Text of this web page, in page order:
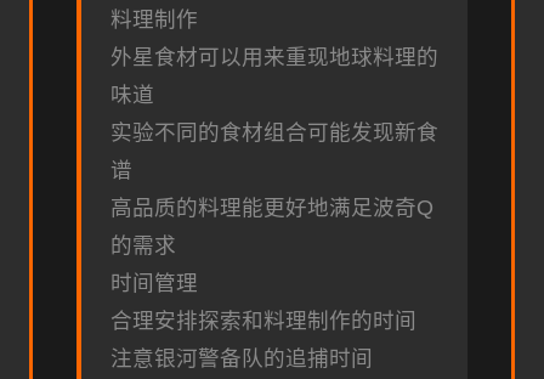
料理制作
外星食材可以用来重现地球料理的
味道
实验不同的食材组合可能发现新食
谱
高品质的料理能更好地满足波奇Q
的需求
时间管理
合理安排探索和料理制作的时间
注意银河警备队的追捕时间